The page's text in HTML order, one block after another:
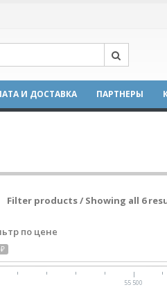
И ДОСТАВКА ПАРТНЕРЫ
Filter products / Showing all 6
по цене
55 500